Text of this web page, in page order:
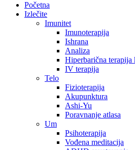
Početna
Izlečite
Imunitet
Imunoterapija
Ishrana
Analiza
Hiperbarična terapija
IV terapija
Telo
Fizioterapija
Akupunktura
Ashi-Yu
Poravnanje atlasa
Um
Psihoterapija
Vođena meditacija